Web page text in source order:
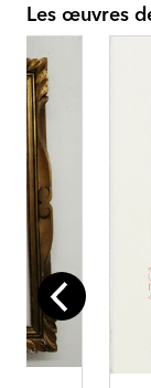
Les œuvres